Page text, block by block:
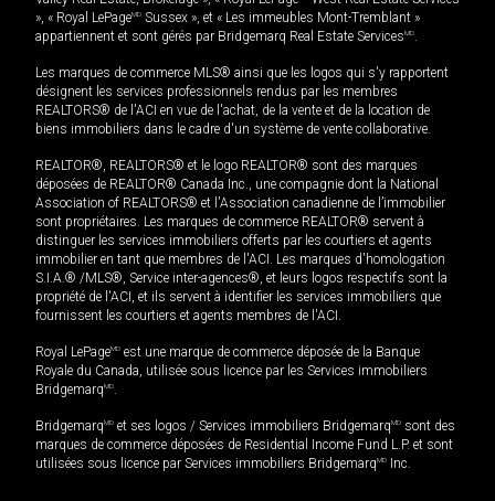
», « Royal LePageMD Sussex », et « Les immeubles Mont-Tremblant »
appartiennent et sont gérés par Bridgemarq Real Estate ServicesMD.
Les marques de commerce MLS® ainsi que les logos qui s'y rapportent
désignent les services professionnels rendus par les membres
REALTORS® de l'ACI en vue de l'achat, de la vente et de la location de
biens immobiliers dans le cadre d'un système de vente collaborative.
REALTOR®, REALTORS® et le logo REALTOR® sont des marques
déposées de REALTOR® Canada Inc., une compagnie dont la National
Association of REALTORS® et l'Association canadienne de l’immobilier
sont propriétaires. Les marques de commerce REALTOR® servent à
distinguer les services immobiliers offerts par les courtiers et agents
immobilier en tant que membres de l'ACI. Les marques d'homologation
S.I.A.® /MLS®, Service inter-agences®, et leurs logos respectifs sont la
propriété de l'ACI, et ils servent à identifier les services immobiliers que
fournissent les courtiers et agents membres de l'ACI.
Royal LePageMD est une marque de commerce déposée de la Banque
Royale du Canada, utilisée sous licence par les Services immobiliers
BridgemarqMD.
BridgemarqMD et ses logos / Services immobiliers BridgemarqMD sont des
marques de commerce déposées de Residential Income Fund L.P. et sont
utilisées sous licence par Services immobiliers BridgemarqMD Inc.